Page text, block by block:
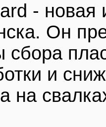
- новая
Он
сбора
и
на